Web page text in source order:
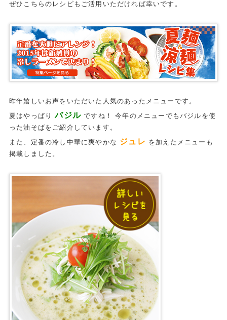
ぜひこちらのレシピもご活用いただければ幸いです。
昨年嬉しいお声をいただいた人気のあったメニューです。
夏はやっぱりバジルですね！ 今年のメニューでもバジルを使
った油そばをご紹介しています。
また、定番の冷し中華に爽やかな ジュレ を加えたメニューも
掲載しました。